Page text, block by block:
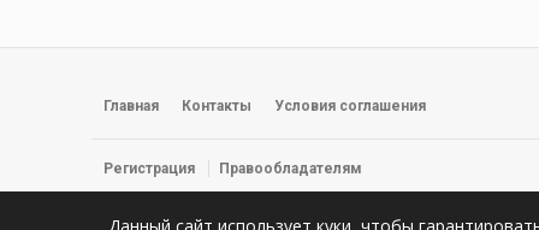
Главная Контакты Условия соглашения
Регистрация
Правообладателям